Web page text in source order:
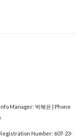
Manager: 박혜은 | Phone
Number: 607-23-